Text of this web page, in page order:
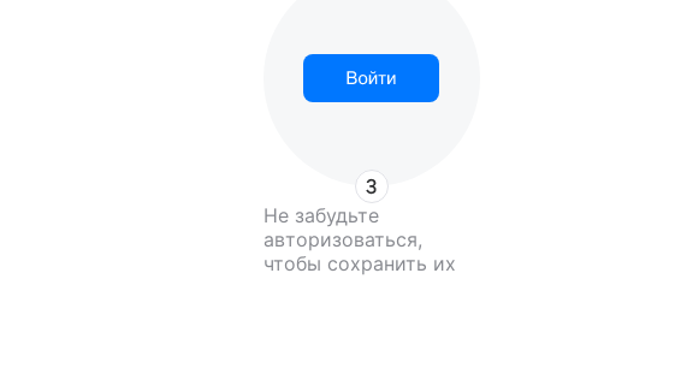
Не забудьте
авторизоваться,
чтобы сохранить их